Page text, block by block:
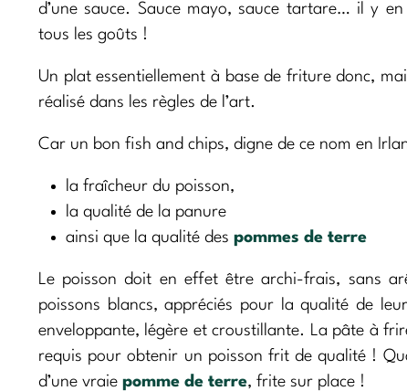
d’une sauce. Sauce mayo, sauce tartare… il y
tous les goûts !
Un plat essentiellement à base de friture donc,
réalisé dans les règles de l’art.
Car un bon fish and chips, digne de ce nom en
la fraîcheur du poisson,
la qualité de la panure
ainsi que la qualité des pommes de terre
Le poisson doit en effet être archi-frais, sans
poissons blancs, appréciés pour la qualité de
enveloppante, légère et croustillante. La pâte à
requis pour obtenir un poisson frit de qualité !
d’une vraie pomme de terre, frite sur place !